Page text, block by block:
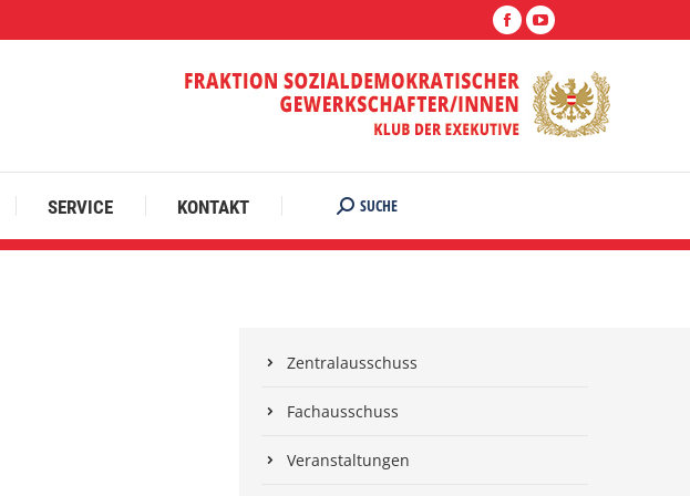
FacebookYouTube
SERVICE KONTAKT Search:
SUCHE
Zentralausschuss
Fachausschuss
Veranstaltungen